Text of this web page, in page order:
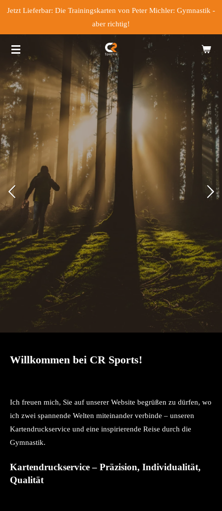
Zum
Jetzt Lieferbar: Die Trainingskarten von Peter Michler: Gymnastik -
aber richtig!
Willkommen bei CR Sports!
Ich freuen mich, Sie auf unserer Website begrüßen zu dürfen, wo
ich zwei spannende Welten miteinander verbinde – unseren
Kartendruckservice und eine inspirierende Reise durch die
Gymnastik.
Kartendruckservice – Präzision, Individualität,
Qualität